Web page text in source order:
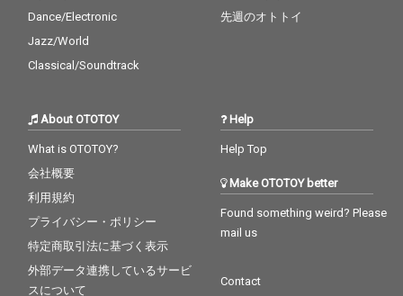
Dance/Electronic
Jazz/World
Classical/Soundtrack
先週のオトトイ
About OTOTOY
What is OTOTOY?
会社概要
利用規約
プライバシー・ポリシー
特定商取引法に基づく表示
外部データ連携しているサービ
スについて
Help
Help Top
Make OTOTOY better
Found something weird? Please
mail us
Contact